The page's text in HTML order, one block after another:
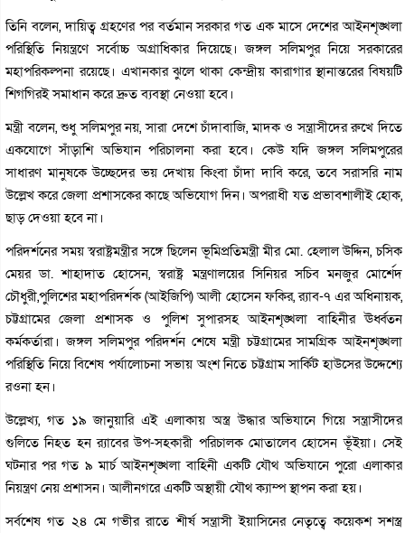
তিনি বলেন, দায়িত্ব গ্রহণের পর বর্তমান সরকার গত এক মাসে দেশের আইনশৃঙ্খলা
পরিস্থিতি নিয়ন্ত্রণে সর্বোচ্চ অগ্রাধিকার দিয়েছে। জঙ্গল সলিমপুর নিয়ে সরকারের
মহাপরিকল্পনা রয়েছে। এখানকার ঝুলে থাকা কেন্দ্রীয় কারাগার স্থানান্তরের বিষয়টি
শিগগিরই সমাধান করে দ্রুত ব্যবস্থা নেওয়া হবে।
মন্ত্রী বলেন, শুধু সলিমপুর নয়, সারা দেশে চাঁদাবাজি, মাদক ও সন্ত্রাসীদের রুখে দিতে
একযোগে সাঁড়াশি অভিযান পরিচালনা করা হবে। কেউ যদি জঙ্গল সলিমপুরের
সাধারণ মানুষকে উচ্ছেদের ভয় দেখায় কিংবা চাঁদা দাবি করে, তবে সরাসরি নাম
উল্লেখ করে জেলা প্রশাসকের কাছে অভিযোগ দিন। অপরাধী যত প্রভাবশালীই হোক,
ছাড় দেওয়া হবে না।
পরিদর্শনের সময় স্বরাষ্ট্রমন্ত্রীর সঙ্গে ছিলেন ভূমিপ্রতিমন্ত্রী মীর মো. হেলাল উদ্দিন, চসিক
মেয়র ডা. শাহাদাত হোসেন, স্বরাষ্ট্র মন্ত্রণালয়ের সিনিয়র সচিব মনজুর মোর্শেদ
চৌধুরী,পুলিশের মহাপরিদর্শক (আইজিপি) আলী হোসেন ফকির, র‍্যাব-৭ এর অধিনায়ক,
চট্টগ্রামের জেলা প্রশাসক ও পুলিশ সুপারসহ আইনশৃঙ্খলা বাহিনীর ঊর্ধ্বতন
কর্মকর্তারা। জঙ্গল সলিমপুর পরিদর্শন শেষে মন্ত্রী চট্টগ্রামের সামগ্রিক আইনশৃঙ্খলা
পরিস্থিতি নিয়ে বিশেষ পর্যালোচনা সভায় অংশ নিতে চট্টগ্রাম সার্কিট হাউসের উদ্দেশ্যে
রওনা হন।
উল্লেখ্য, গত ১৯ জানুয়ারি এই এলাকায় অস্ত্র উদ্ধার অভিযানে গিয়ে সন্ত্রাসীদের
গুলিতে নিহত হন র‍্যাবের উপ-সহকারী পরিচালক মোতালেব হোসেন ভূঁইয়া। সেই
ঘটনার পর গত ৯ মার্চ আইনশৃঙ্খলা বাহিনী একটি যৌথ অভিযানে পুরো এলাকার
নিয়ন্ত্রণ নেয় প্রশাসন। আলীনগরে একটি অস্থায়ী যৌথ ক্যাম্প স্থাপন করা হয়।
সর্বশেষ গত ২৪ মে গভীর রাতে শীর্ষ সন্ত্রাসী ইয়াসিনের নেতৃত্বে কয়েকশ সশস্ত্র